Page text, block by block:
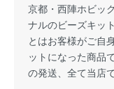
京都・西陣ホビッ
ナルのビーズキッ
とはお客様がご自
ットになった商品
の発送、全て当店